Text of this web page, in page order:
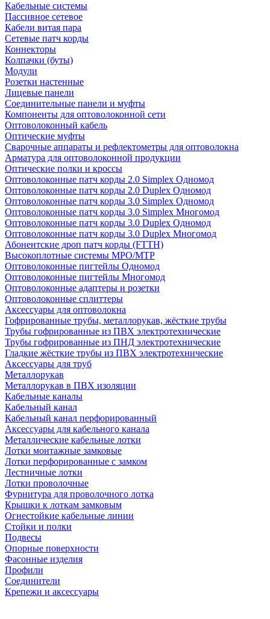
Кабельные системы
Пассивное сетевое
Кабели витая пара
Сетевые патч корды
Коннекторы
Колпачки (буты)
Модули
Розетки настенные
Лицевые панели
Соединительные панели и муфты
Компоненты для оптоволоконной сети
Оптоволоконный кабель
Оптические муфты
Сварочные аппараты и рефлектометры для оптоволокна
Арматура для оптоволоконной продукции
Оптические полки и кроссы
Оптоволоконные патч корды 2.0 Simplex Одномод
Оптоволоконные патч корды 2.0 Duplex Одномод
Оптоволоконные патч корды 3.0 Simplex Одномод
Оптоволоконные патч корды 3.0 Simplex Многомод
Оптоволоконные патч корды 3.0 Duplex Одномод
Оптоволоконные патч корды 3.0 Duplex Многомод
Абонентские дроп патч корды (FTTH)
Высокоплотные системы MPO/MTP
Оптоволоконные пигтейлы Одномод
Оптоволоконные пигтейлы Многомод
Оптоволоконные адаптеры и розетки
Оптоволоконные сплиттеры
Аксессуары для оптоволокна
Гофрированные трубы, металлорукав, жёсткие трубы
Трубы гофрированные из ПВХ электротехнические
Трубы гофрированные из ПНД электротехнические
Гладкие жёсткие трубы из ПВХ электротехнические
Аксессуары для труб
Металлорукав
Металлорукав в ПВХ изоляции
Кабельные каналы
Кабельный канал
Кабельный канал перфорированный
Аксессуары для кабельного канала
Металлические кабельные лотки
Лотки монтажные замковые
Лотки перфорированные с замком
Лестничные лотки
Лотки проволочные
Фурнитура для проволочного лотка
Крышки к лоткам замковым
Огнестойкие кабельные линии
Стойки и полки
Подвесы
Опорные поверхности
Фасонные изделия
Профили
Соединители
Крепежи и аксессуары